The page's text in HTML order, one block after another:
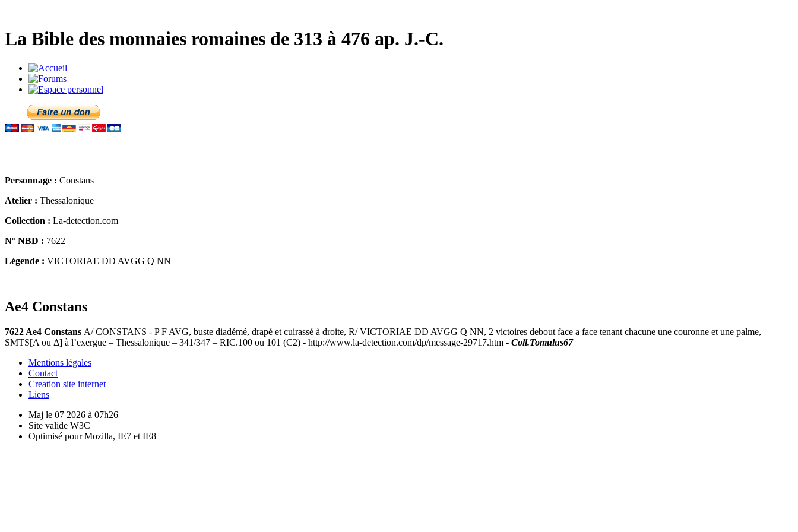
La Bible des monnaies romaines de 313 à 476 ap. J.-C.
Personnage : Constans
Atelier : Thessalonique
Collection : La-detection.com
N° NBD : 7622
Légende : VICTORIAE DD AVGG Q NN
Ae4 Constans
7622 Ae4 Constans A/ CONSTANS - P F AVG, buste diadémé, drapé et cuirassé à droite, R/ VICTORIAE DD AVGG Q NN, 2 victoires debout face a face tenant chacune une couronne et une palme,
SMTS[A ou Δ] à l’exergue – Thessalonique – 341/347 – RIC.100 ou 101 (C2) - http://www.la-detection.com/dp/message-29717.htm - Coll.Tomulus67
Mentions légales
Contact
Creation site internet
Liens
Maj le 07 2026 à 07h26
Site valide W3C
Optimisé pour Mozilla, IE7 et IE8